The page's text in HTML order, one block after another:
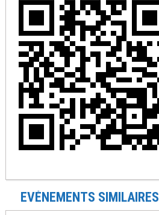
EVÉNEMENTS SIMILAIRES